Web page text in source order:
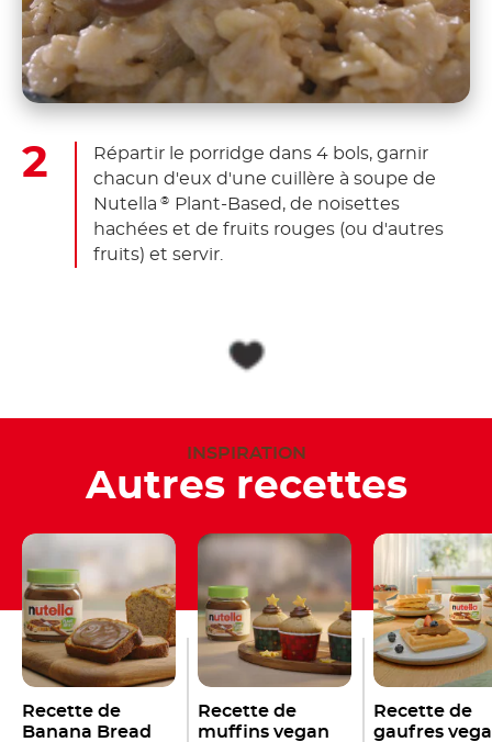
Répartir le porridge dans 4 bols, garnir
chacun d'eux d'une cuillère à soupe de
Nutella® Plant-Based, de noisettes
hachées et de fruits rouges (ou d'autres
fruits) et servir.
INSPIRATION
Autres recettes
Recette de
Banana Bread
Recette de
muffins vegan
Recette de
gaufres